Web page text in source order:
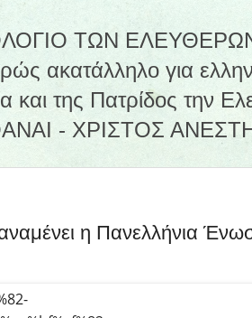
ΤΩΝ
για
και της Πατρίδος
- ΧΡΙΣΤΟΣ
η Πανελλήνια